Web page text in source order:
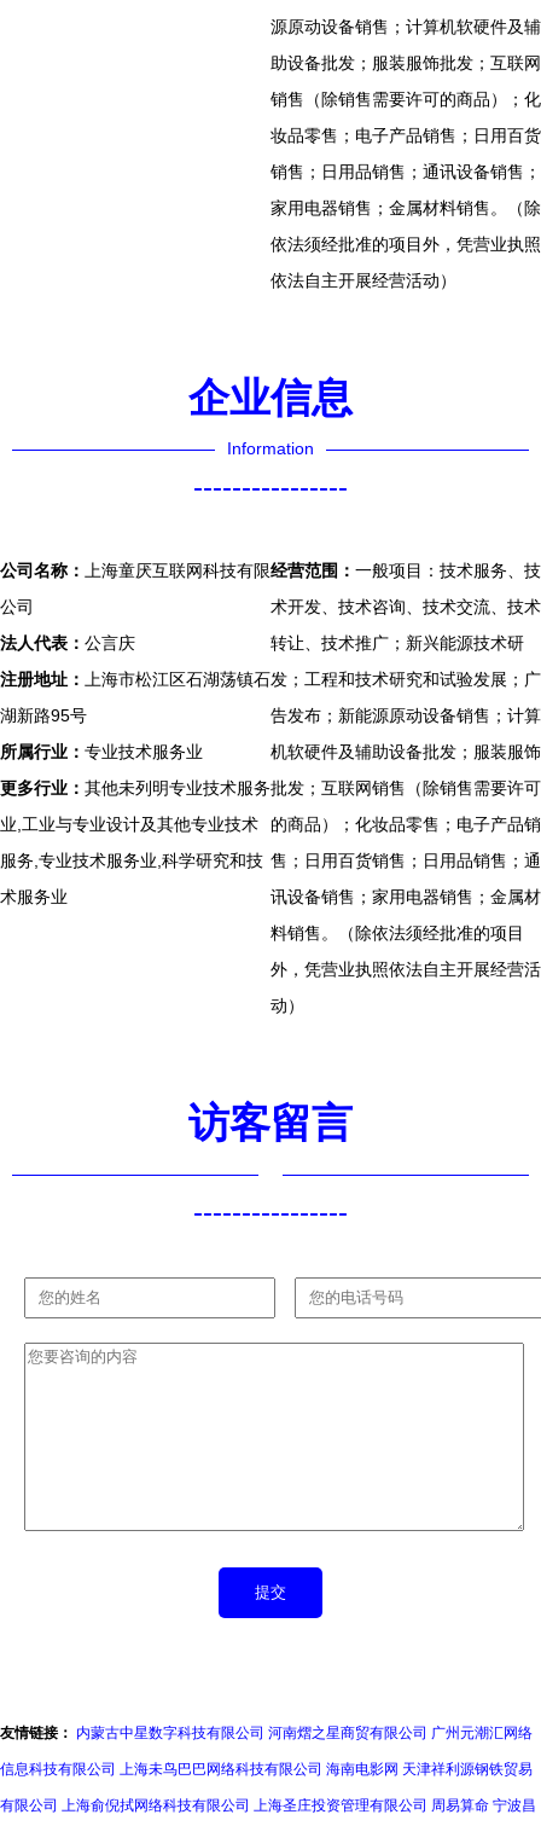
源原动设备销售；计算机软硬件及辅
助设备批发；服装服饰批发；互联网
销售（除销售需要许可的商品）；化
妆品零售；电子产品销售；日用百货
销售；日用品销售；通讯设备销售；
家用电器销售；金属材料销售。（除
依法须经批准的项目外，凭营业执照
依法自主开展经营活动）
企业信息
Information
----------------
公司名称：
上海童厌互联网科技有限
公司
法人代表： 公言庆
注册地址：
上海市松江区石湖荡镇石
湖新路95号
所属行业： 专业技术服务业
更多行业： 其他未列明专业技术服务
业,工业与专业设计及其他专业技术
服务,专业技术服务业,科学研究和技
术服务业
经营范围： 一般项目：技术服务、技
术开发、技术咨询、技术交流、技术
转让、技术推广；新兴能源技术研
发；工程和技术研究和试验发展；广
告发布；新能源原动设备销售；计算
机软硬件及辅助设备批发；服装服饰
批发；互联网销售（除销售需要许可
的商品）；化妆品零售；电子产品销
售；日用百货销售；日用品销售；通
讯设备销售；家用电器销售；金属材
料销售。（除依法须经批准的项目
外，凭营业执照依法自主开展经营活
动）
访客留言
----------------
友情链接： 内蒙古中星数字科技有限公司 河南熠之星商贸有限公司 广州元潮汇网络
信息科技有限公司 上海未鸟巴巴网络科技有限公司 海南电影网 天津祥利源钢铁贸易
有限公司 上海俞倪拭网络科技有限公司 上海圣庄投资管理有限公司 周易算命 宁波昌